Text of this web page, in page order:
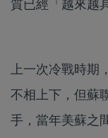
質已經「越來越
上一次冷戰時期
不相上下，但蘇
手，當年美蘇之